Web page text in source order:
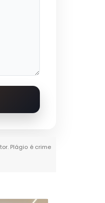
Plágio é crime